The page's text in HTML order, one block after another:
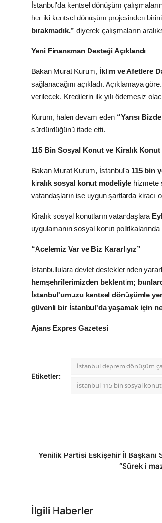
İstanbul'da kentsel dönüşüm
her iki kentsel dönüşüm projesinden
bırakmadık.” diyerek çalışmaların
Yeni Finansman Desteği Açıklandı
Bakan Murat Kurum, İklim ve Afetlere
sağlanacağını açıkladı. Açıklamaya
verilecek. Kredilerin ilk yılı ödemesiz
Kurum, halen devam eden “Yarısı
sürdürdüğünü ifade etti.
115 Bin Sosyal Konut ve Kiralık
Bakan Murat Kurum, İstanbul'a 115 bin
kiralık sosyal konut modeliyle hizmete
vatandaşların ise uygun şartlarda kiracı
Kiralık sosyal konutların vatandaşlara
uygulamanın sosyal konut
“Acelemiz Var ve Biz Kararlıyız”
İstanbullulara devlet desteklerinden
hemşehrilerimizden beklentim;
İstanbul'umuzu kentsel dönüşümle
güvenli bir İstanbul'da yaşamak için
Ajans Expres Gazetesi
Etiketler:
İstanbul deprem dönüşüm
İstanbul 115 bin sosyal
Yenilik Partisi Eskişehir İl Başkanı
“Sürekli
İlgili Haberler